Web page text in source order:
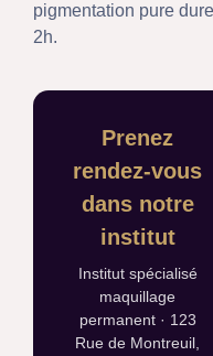
pigmentation pure
2h.
Prenez
rendez-vous
dans notre
institut
Institut spécialisé
maquillage
permanent · 123
Rue de Montreuil,